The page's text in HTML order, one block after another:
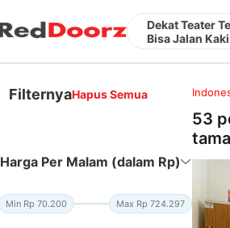
Dekat Teater
Bisa Jalan Kaki
FilternyaHapus Semua
Harga Per Malam (dalam Rp)
Min Rp 70.200 Max Rp 724.297
53